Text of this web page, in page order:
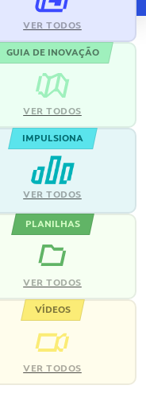
VER TODOS
GUIA DE INOVAÇÃO
VER TODOS
IMPULSIONA
VER TODOS
PLANILHAS
VER TODOS
VÍDEOS
VER TODOS